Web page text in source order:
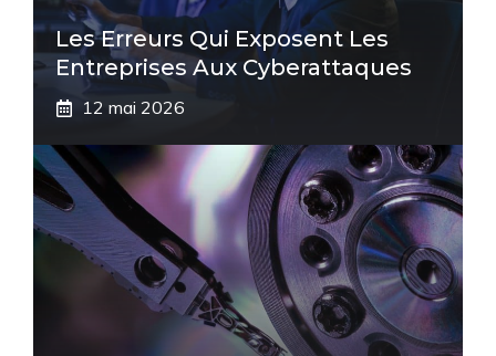
Les Erreurs Qui Exposent Les
Entreprises Aux Cyberattaques
12 mai 2026